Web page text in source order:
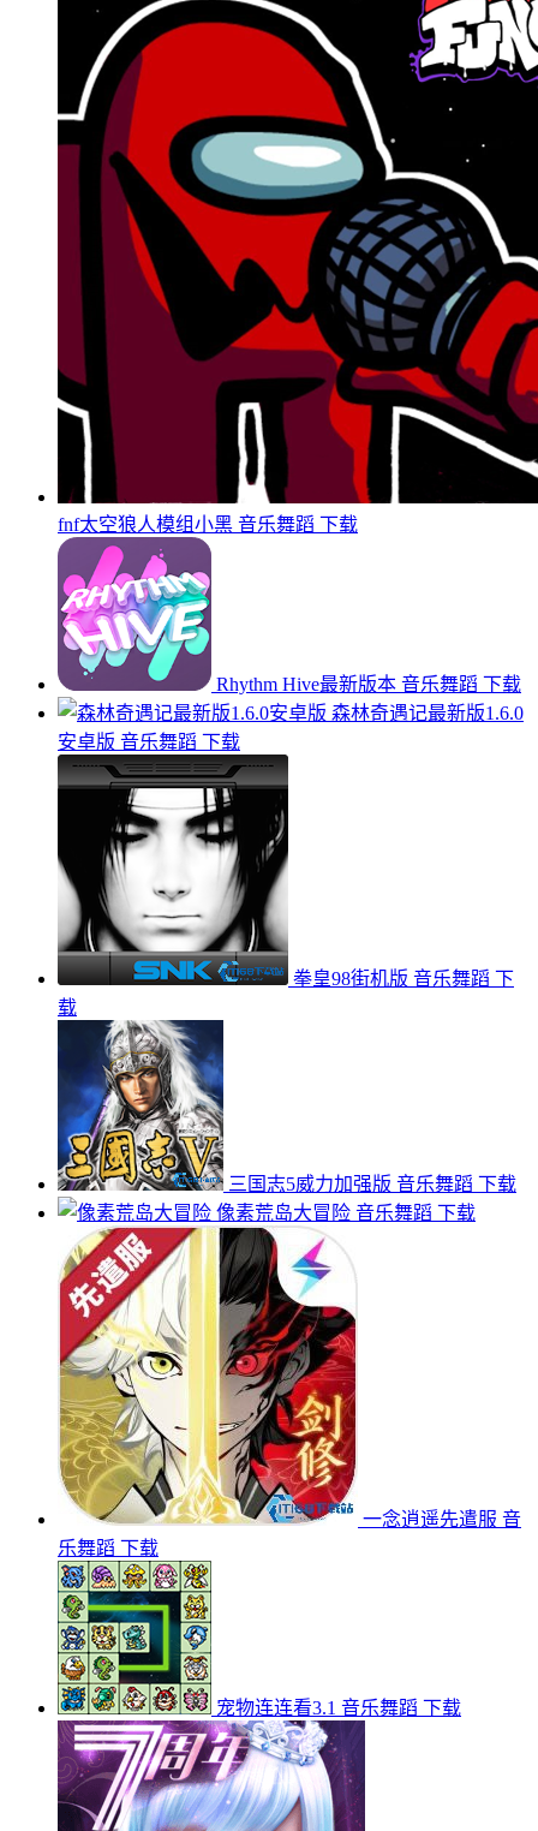
fnf太空狼人模组小黑 音乐舞蹈 下载
Rhythm Hive最新版本 音乐舞蹈 下载
森林奇遇记最新版1.6.0
安卓版 音乐舞蹈 下载
拳皇98街机版 音乐舞蹈 下
载
三国志5威力加强版 音乐舞蹈 下载
像素荒岛大冒险 音乐舞蹈 下载
一念逍遥先遣服 音
乐舞蹈 下载
宠物连连看3.1 音乐舞蹈 下载